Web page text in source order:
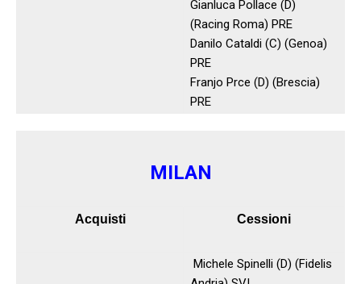
Gianluca Pollace (D)
(Racing Roma) PRE
Danilo Cataldi (C) (Genoa)
PRE
Franjo Prce (D) (Brescia)
PRE
MILAN
Acquisti Cessioni
Michele Spinelli (D) (Fidelis